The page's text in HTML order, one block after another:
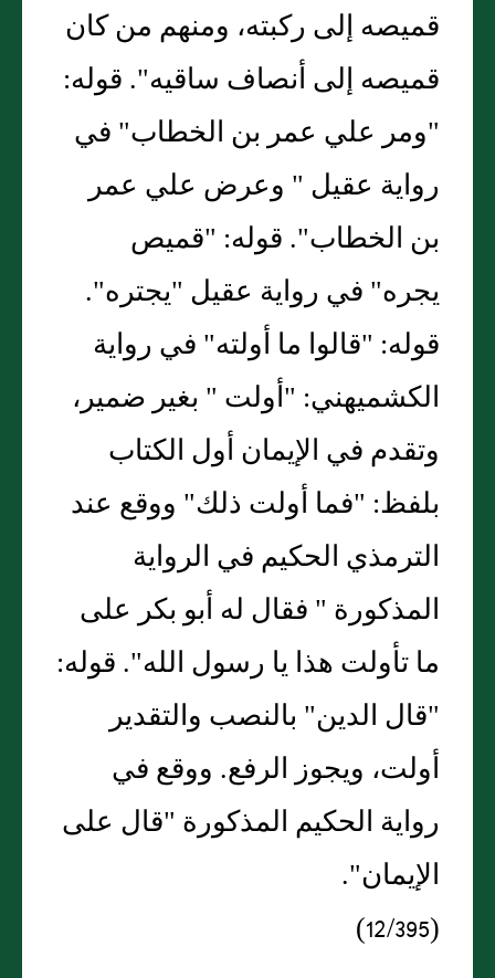
قميصه إلى ركبته، ومنهم من كان
قميصه إلى أنصاف ساقيه". قوله:
"ومر علي عمر بن الخطاب" في
رواية عقيل " وعرض علي عمر
بن الخطاب". قوله: "قميص
يجره" في رواية عقيل "يجتره".
قوله: "قالوا ما أولته" في رواية
الكشميهني: "أولت " بغير ضمير،
وتقدم في الإيمان أول الكتاب
بلفظ: "فما أولت ذلك" ووقع عند
الترمذي الحكيم في الرواية
المذكورة " فقال له أبو بكر على
ما تأولت هذا يا رسول الله". قوله:
"قال الدين" بالنصب والتقدير
أولت، ويجوز الرفع. ووقع في
رواية الحكيم المذكورة "قال على
الإيمان".
(12/395)